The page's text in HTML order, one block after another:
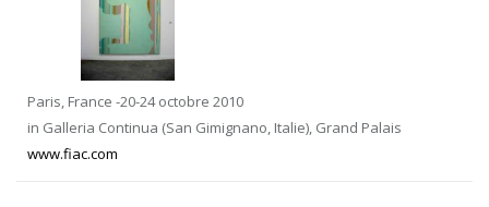
Paris, France -20-24 octobre 2010
in Galleria Continua (San Gimignano, Italie), Grand Palais
www.fiac.com